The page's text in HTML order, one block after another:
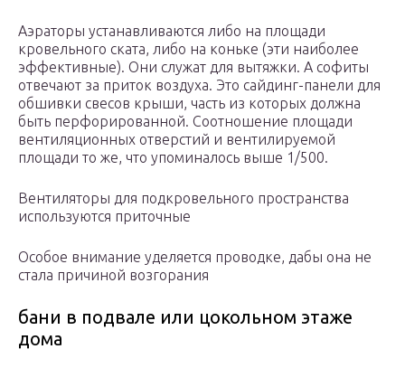
Аэраторы устанавливаются либо на площади
кровельного ската, либо на коньке (эти наиболее
эффективные). Они служат для вытяжки. А софиты
отвечают за приток воздуха. Это сайдинг-панели для
обшивки свесов крыши, часть из которых должна
быть перфорированной. Соотношение площади
вентиляционных отверстий и вентилируемой
площади то же, что упоминалось выше 1/500.
Вентиляторы для подкровельного пространства
используются приточные
Особое внимание уделяется проводке, дабы она не
стала причиной возгорания
бани в подвале или цокольном этаже
дома